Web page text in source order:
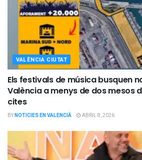
VALÈNCIA CIUTAT
Els festivals de música busquen
València a menys de dos mesos
cites
BYNOTICIES EN VALENCIÀ ABRIL 8, 2026